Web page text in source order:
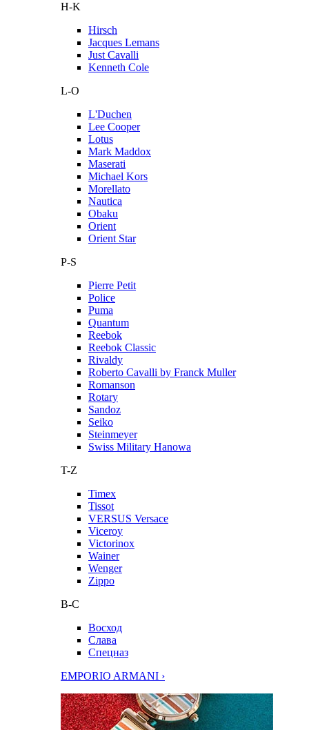
H-K
Hirsch
Jacques Lemans
Just Cavalli
Kenneth Cole
L-O
L'Duchen
Lee Cooper
Lotus
Mark Maddox
Maserati
Michael Kors
Morellato
Nautica
Obaku
Orient
Orient Star
P-S
Pierre Petit
Police
Puma
Quantum
Reebok
Reebok Classic
Rivaldy
Roberto Cavalli by Franck Muller
Romanson
Rotary
Sandoz
Seiko
Steinmeyer
Swiss Military Hanowa
T-Z
Timex
Tissot
VERSUS Versace
Viceroy
Victorinox
Wainer
Wenger
Zippo
В-С
Восход
Слава
Спецназ
EMPORIO ARMANI ›